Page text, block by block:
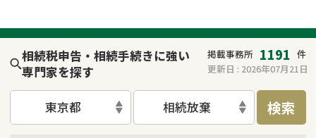
相続税申告・相続手続きに強い
専門家を探す
掲載事務所 1191 件
更新日 : 2026年07月21日
東京都 相続放棄 検索